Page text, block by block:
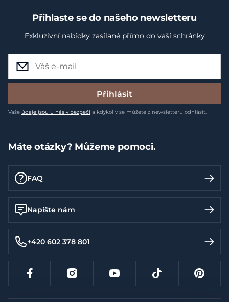
Přihlaste se do našeho newsletteru
Exkluzivní nabídky zasílané přímo do vaší schránky
Přihlásit
Vaše údaje jsou u nás v bezpečí a kdykoliv se můžete z newsletteru odhlásit.
Máte otázky? Můžeme pomoci.
FAQ
Napište nám
+420 602 378 801